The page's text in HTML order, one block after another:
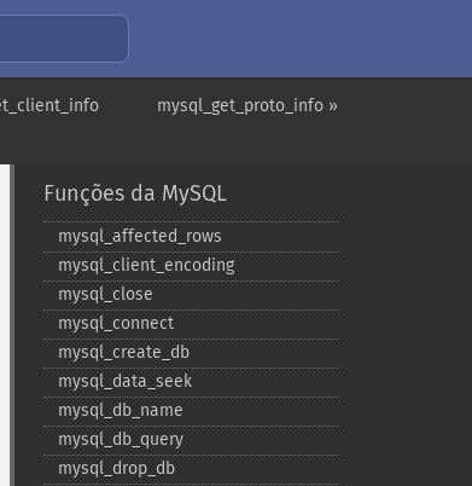
mysql_get_proto_info »
Funções da MySQL
mysql_​affected_​rows
mysql_​client_​encoding
mysql_​close
mysql_​connect
mysql_​create_​db
mysql_​data_​seek
mysql_​db_​name
mysql_​db_​query
mysql_​drop_​db